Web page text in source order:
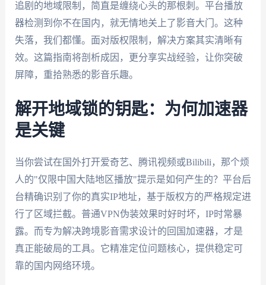
追剧的地域限制，简直是缠绕心头的那根刺。平台播放
器检测到你不在国内，就无情地关上了影音大门。这种
失落，我们都懂。面对版权限制，解决方案其实清晰有
效。这篇指南将剖析成因，更分享实战经验，让你突破
屏障，重拾熟悉的影音乐趣。
解开地域锁的钥匙：为何加速器
是关键
当你尝试在国外打开爱奇艺、腾讯视频或Bilibili，那个烦
人的"仅限中国大陆地区播放"提示是如何产生的？平台后
台精确识别了你的真实IP地址，基于版权方的严格规定进
行了区域拦截。普通VPN伪装效果时好时坏，IP时常暴
露。而专为解决跨境影音需求设计的回国加速器，才是
真正能破局的工具。它精准定位问题核心，提供稳定可
靠的国内网络环境。